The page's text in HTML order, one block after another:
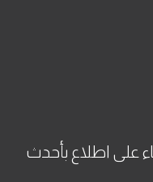
على اطلاع بأحدث